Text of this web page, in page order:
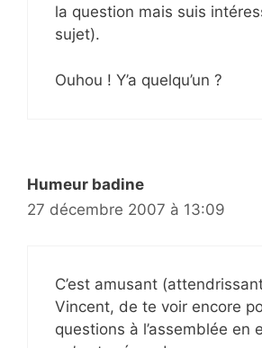
la question mais suis
sujet).
Ouhou ! Y’a quelqu’un ?
Humeur badine
27 décembre 2007 à 13:09
C’est amusant
Vincent, de te voir encore
questions à l’assemblée en